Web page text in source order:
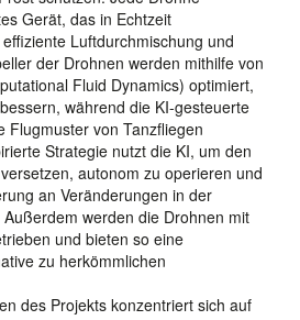
Gerät, das in Echtzeit
Luftdurchmischung und
der Drohnen werden mithilfe von
Fluid Dynamics) optimiert,
während die KI-gesteuerte
Flugmuster von Tanzfliegen
Strategie nutzt die KI, um den
autonom zu operieren und
an Veränderungen in der
werden die Drohnen mit
und bieten so eine
zu herkömmlichen
des Projekts konzentriert sich auf